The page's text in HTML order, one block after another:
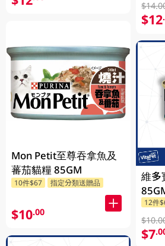
Mon Petit至尊吞拿魚及
蕃茄貓糧 85GM
10件$67 指定分類送贈品
$10.00
$12
維多
12件
$7